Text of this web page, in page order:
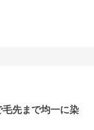
毛先まで均一に染